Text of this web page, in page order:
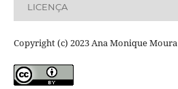
LICENÇA
Copyright (c) 2023 Ana Monique Moura